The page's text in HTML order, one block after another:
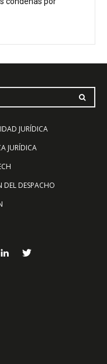
JURÍDICA
JURÍDICA
DEL DESPACHO